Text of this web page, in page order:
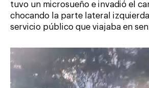
tuvo un microsueño e invadió el
chocando la parte lateral
servicio público que viajaba en